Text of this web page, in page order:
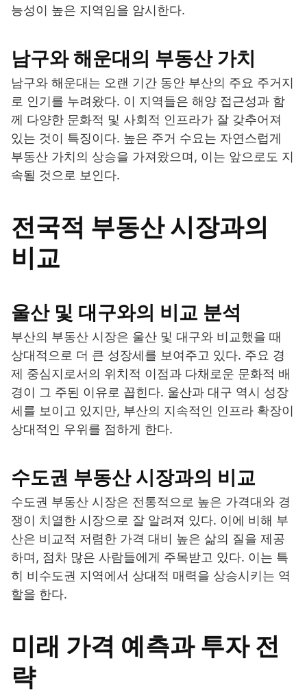
능성이 높은 지역임을 암시한다.
남구와 해운대의 부동산 가치
남구와 해운대는 오랜 기간 동안 부산의 주요 주거지
로 인기를 누려왔다. 이 지역들은 해양 접근성과 함
께 다양한 문화적 및 사회적 인프라가 잘 갖추어져
있는 것이 특징이다. 높은 주거 수요는 자연스럽게
부동산 가치의 상승을 가져왔으며, 이는 앞으로도 지
속될 것으로 보인다.
전국적 부동산 시장과의
비교
울산 및 대구와의 비교 분석
부산의 부동산 시장은 울산 및 대구와 비교했을 때
상대적으로 더 큰 성장세를 보여주고 있다. 주요 경
제 중심지로서의 위치적 이점과 다채로운 문화적 배
경이 그 주된 이유로 꼽힌다. 울산과 대구 역시 성장
세를 보이고 있지만, 부산의 지속적인 인프라 확장이
상대적인 우위를 점하게 한다.
수도권 부동산 시장과의 비교
수도권 부동산 시장은 전통적으로 높은 가격대와 경
쟁이 치열한 시장으로 잘 알려져 있다. 이에 비해 부
산은 비교적 저렴한 가격 대비 높은 삶의 질을 제공
하며, 점차 많은 사람들에게 주목받고 있다. 이는 특
히 비수도권 지역에서 상대적 매력을 상승시키는 역
할을 한다.
미래 가격 예측과 투자 전
략